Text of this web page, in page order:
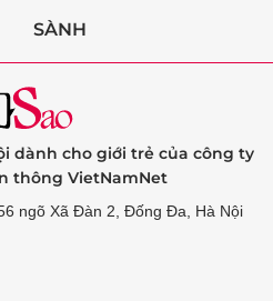
SÀNH
dành cho giới trẻ của công ty
thông VietNamNet
ngõ Xã Đàn 2, Đống Đa, Hà Nội